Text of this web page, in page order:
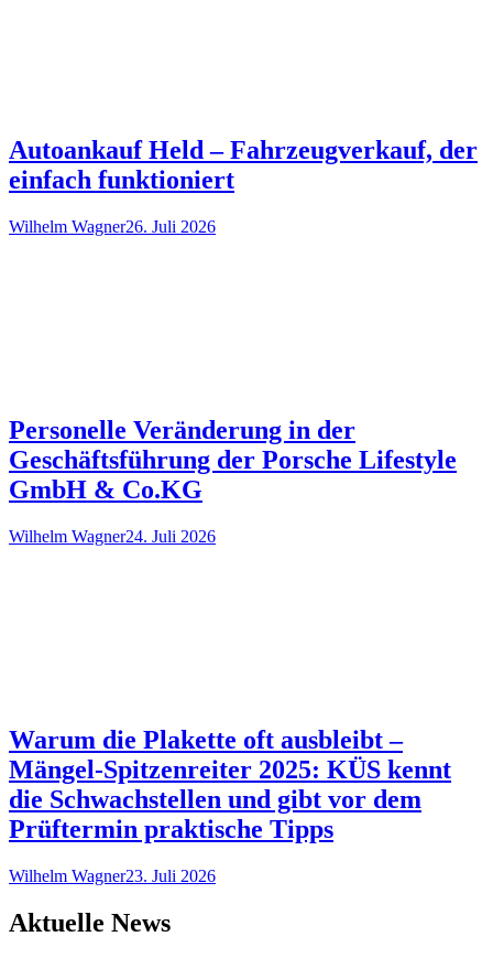
Autoankauf Held – Fahrzeugverkauf, der
einfach funktioniert
Wilhelm Wagner26. Juli 2026
Personelle Veränderung in der
Geschäftsführung der Porsche Lifestyle
GmbH & Co.KG
Wilhelm Wagner24. Juli 2026
Warum die Plakette oft ausbleibt –
Mängel-Spitzenreiter 2025: KÜS kennt
die Schwachstellen und gibt vor dem
Prüftermin praktische Tipps
Wilhelm Wagner23. Juli 2026
Aktuelle News